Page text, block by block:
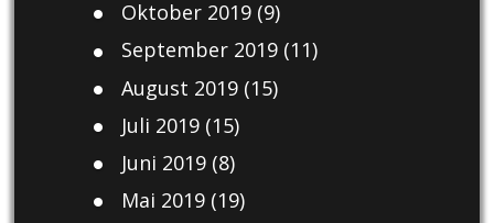
Oktober 2019(9)
September 2019(11)
August 2019(15)
Juli 2019(15)
Juni 2019(8)
Mai 2019(19)